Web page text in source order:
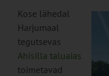
Kose lähedal
Harjumaal
tegutsevas
Ahisilla taluaias
toimetavad